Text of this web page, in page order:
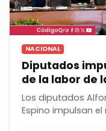
NACIONAL
Diputados
de la labor de
Los diputados
Espino impulsan